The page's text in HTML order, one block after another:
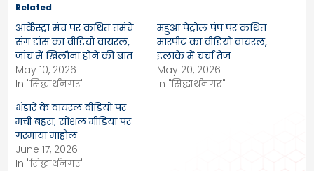
Related
आर्केस्ट्रा मंच पर कथित तमंचे
संग डांस का वीडियो वायरल,
जांच में खिलौना होने की बात
May 10, 2026
In "सिद्धार्थनगर"
महुआ पेट्रोल पंप पर कथित
मारपीट का वीडियो वायरल,
इलाके में चर्चा तेज
May 20, 2026
In "सिद्धार्थनगर"
भंडारे के वायरल वीडियो पर
मची बहस, सोशल मीडिया पर
गरमाया माहौल
June 17, 2026
In "सिद्धार्थनगर"